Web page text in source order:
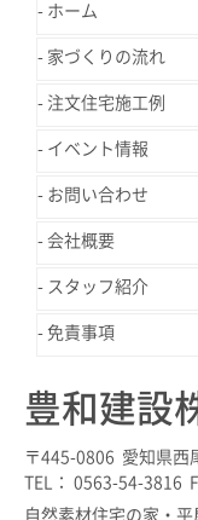
ホーム
家づくりの流れ
注文住宅施工例
イベント情報
お問い合わせ
会社概要
スタッフ紹介
免責事項
豊和建設
〒445-0806 愛知県西
TEL： 0563-54-3816
自然素材住宅の家・